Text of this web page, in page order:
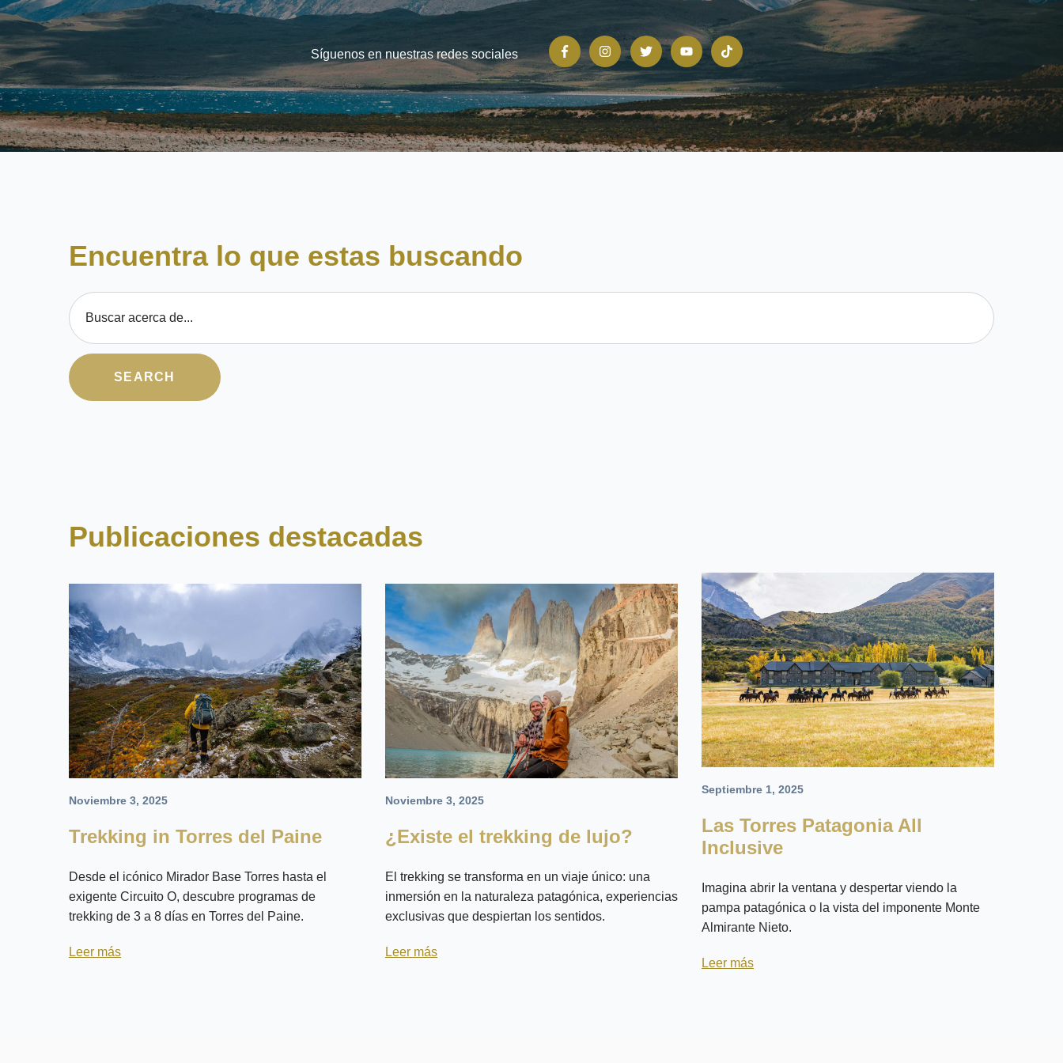
Síguenos en nuestras redes sociales
Encuentra lo que estas buscando
Esto es un campo de búsqueda con una función de texto predictivo.
SEARCH
Publicaciones destacadas
Noviembre 3, 2025
Trekking in Torres del Paine
Desde el icónico Mirador Base Torres hasta el
exigente Circuito O, descubre programas de
trekking de 3 a 8 días en Torres del Paine.
Leer más
Noviembre 3, 2025
¿Existe el trekking de lujo?
El trekking se transforma en un viaje único: una
inmersión en la naturaleza patagónica, experiencias
exclusivas que despiertan los sentidos.
Leer más
Septiembre 1, 2025
Las Torres Patagonia All
Inclusive
Imagina abrir la ventana y despertar viendo la
pampa patagónica o la vista del imponente Monte
Almirante Nieto.
Leer más